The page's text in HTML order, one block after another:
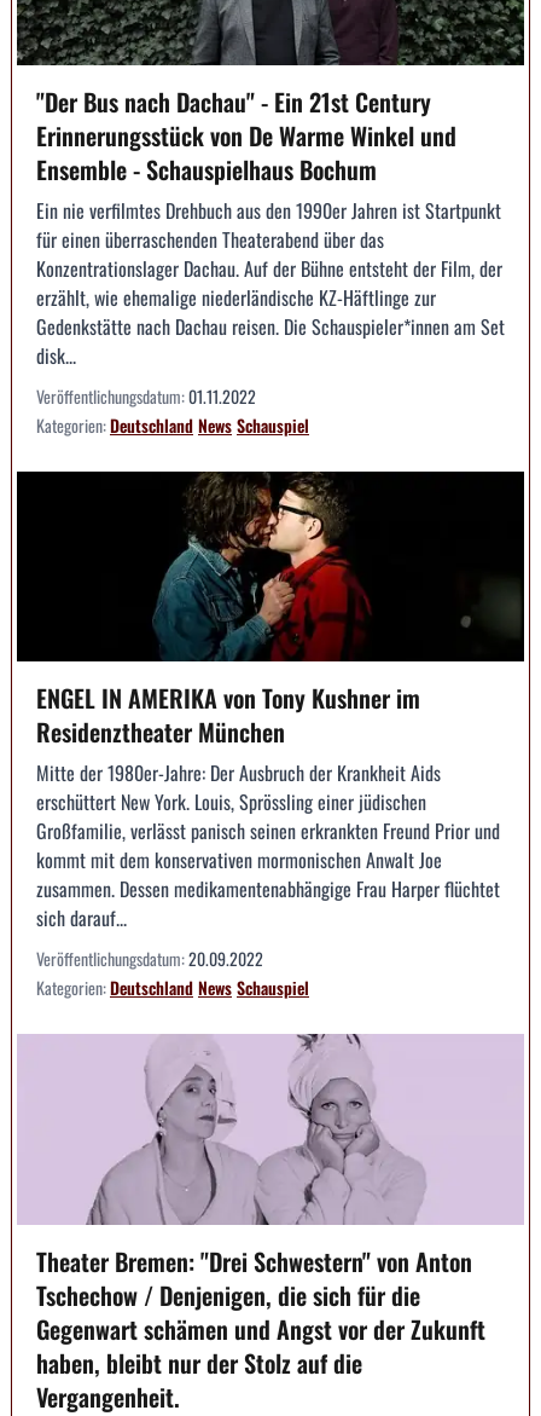
"Der Bus nach Dachau" - Ein 21st Century
Erinnerungsstück von De Warme Winkel und
Ensemble - Schauspielhaus Bochum
Ein nie verfilmtes Drehbuch aus den 1990er Jahren ist Startpunkt
für einen überraschenden Theaterabend über das
Konzentrationslager Dachau. Auf der Bühne entsteht der Film, der
erzählt, wie ehemalige niederländische KZ-Häftlinge zur
Gedenkstätte nach Dachau reisen. Die Schauspieler*innen am Set
disk...
Veröffentlichungsdatum:01.11.2022
Kategorien:DeutschlandNewsSchauspiel
ENGEL IN AMERIKA von Tony Kushner im
Residenztheater München
Mitte der 1980er-Jahre: Der Ausbruch der Krankheit Aids
erschüttert New York. Louis, Sprössling einer jüdischen
Großfamilie, verlässt panisch seinen erkrankten Freund Prior und
kommt mit dem konservativen mormonischen Anwalt Joe
zusammen. Dessen medikamentenabhängige Frau Harper flüchtet
sich darauf...
Veröffentlichungsdatum:20.09.2022
Kategorien:DeutschlandNewsSchauspiel
Theater Bremen: "Drei Schwestern" von Anton
Tschechow / Denjenigen, die sich für die
Gegenwart schämen und Angst vor der Zukunft
haben, bleibt nur der Stolz auf die
Vergangenheit.